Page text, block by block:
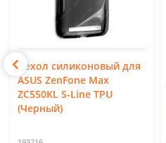
Чехол силиконовый для
ASUS ZenFone Max
ZC550KL S-Line TPU
(Черный)